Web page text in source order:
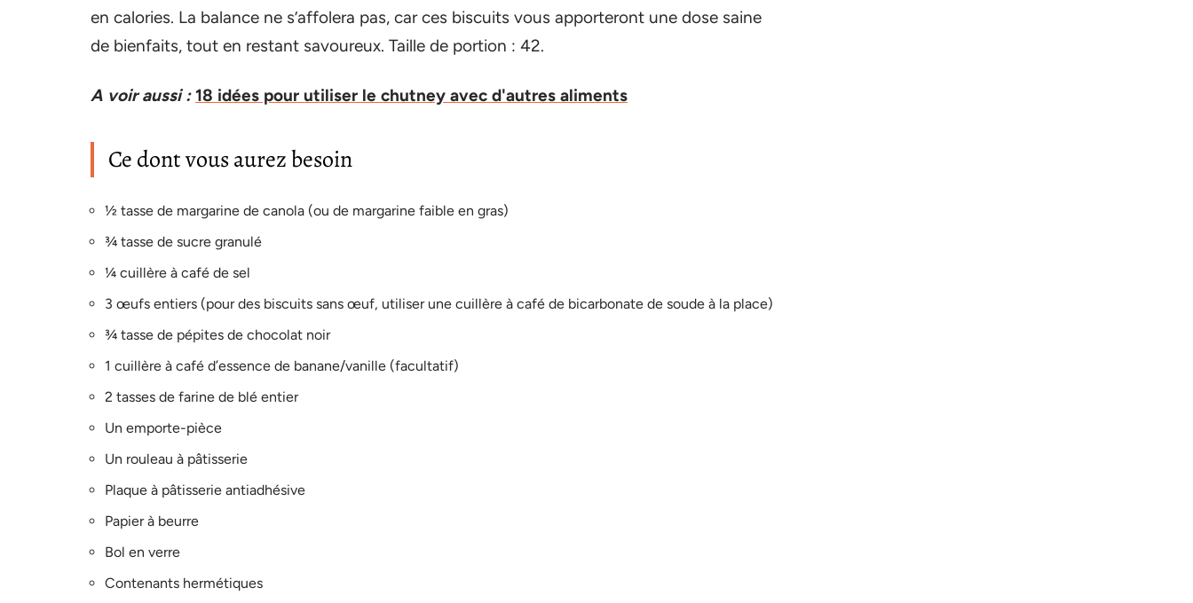
en calories. La balance ne s’affolera pas, car ces biscuits vous apporteront une dose saine
de bienfaits, tout en restant savoureux. Taille de portion : 42.
A voir aussi : 18 idées pour utiliser le chutney avec d'autres aliments
Ce dont vous aurez besoin
½ tasse de margarine de canola (ou de margarine faible en gras)
¾ tasse de sucre granulé
¼ cuillère à café de sel
3 œufs entiers (pour des biscuits sans œuf, utiliser une cuillère à café de bicarbonate de soude à la place)
¾ tasse de pépites de chocolat noir
1 cuillère à café d’essence de banane/vanille (facultatif)
2 tasses de farine de blé entier
Un emporte-pièce
Un rouleau à pâtisserie
Plaque à pâtisserie antiadhésive
Papier à beurre
Bol en verre
Contenants hermétiques